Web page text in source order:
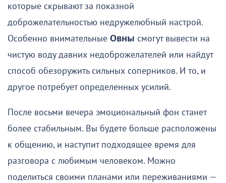
которые скрывают за показной
доброжелательностью недружелюбный настрой.
Особенно внимательные Овны смогут вывести на
чистую воду давних недоброжелателей или найдут
способ обезоружить сильных соперников. И то, и
другое потребует определенных усилий.
После восьми вечера эмоциональный фон станет
более стабильным. Вы будете больше расположены
к общению, и наступит подходящее время для
разговора с любимым человеком. Можно
поделиться своими планами или переживаниями —